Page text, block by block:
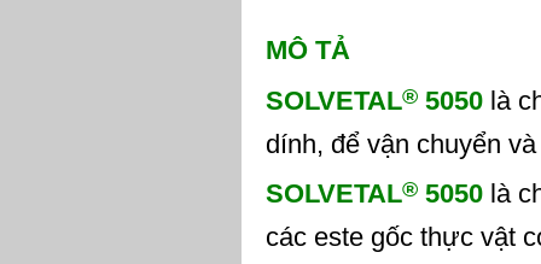
MÔ TẢ
SOLVETAL® 5050 là
dính, để vận chuyển
SOLVETAL® 5050 là
các este gốc thực vật